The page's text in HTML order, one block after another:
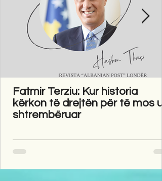
Fatmir Terziu: Kur historia
kërkon të drejtën për të mos u
shtrembëruar